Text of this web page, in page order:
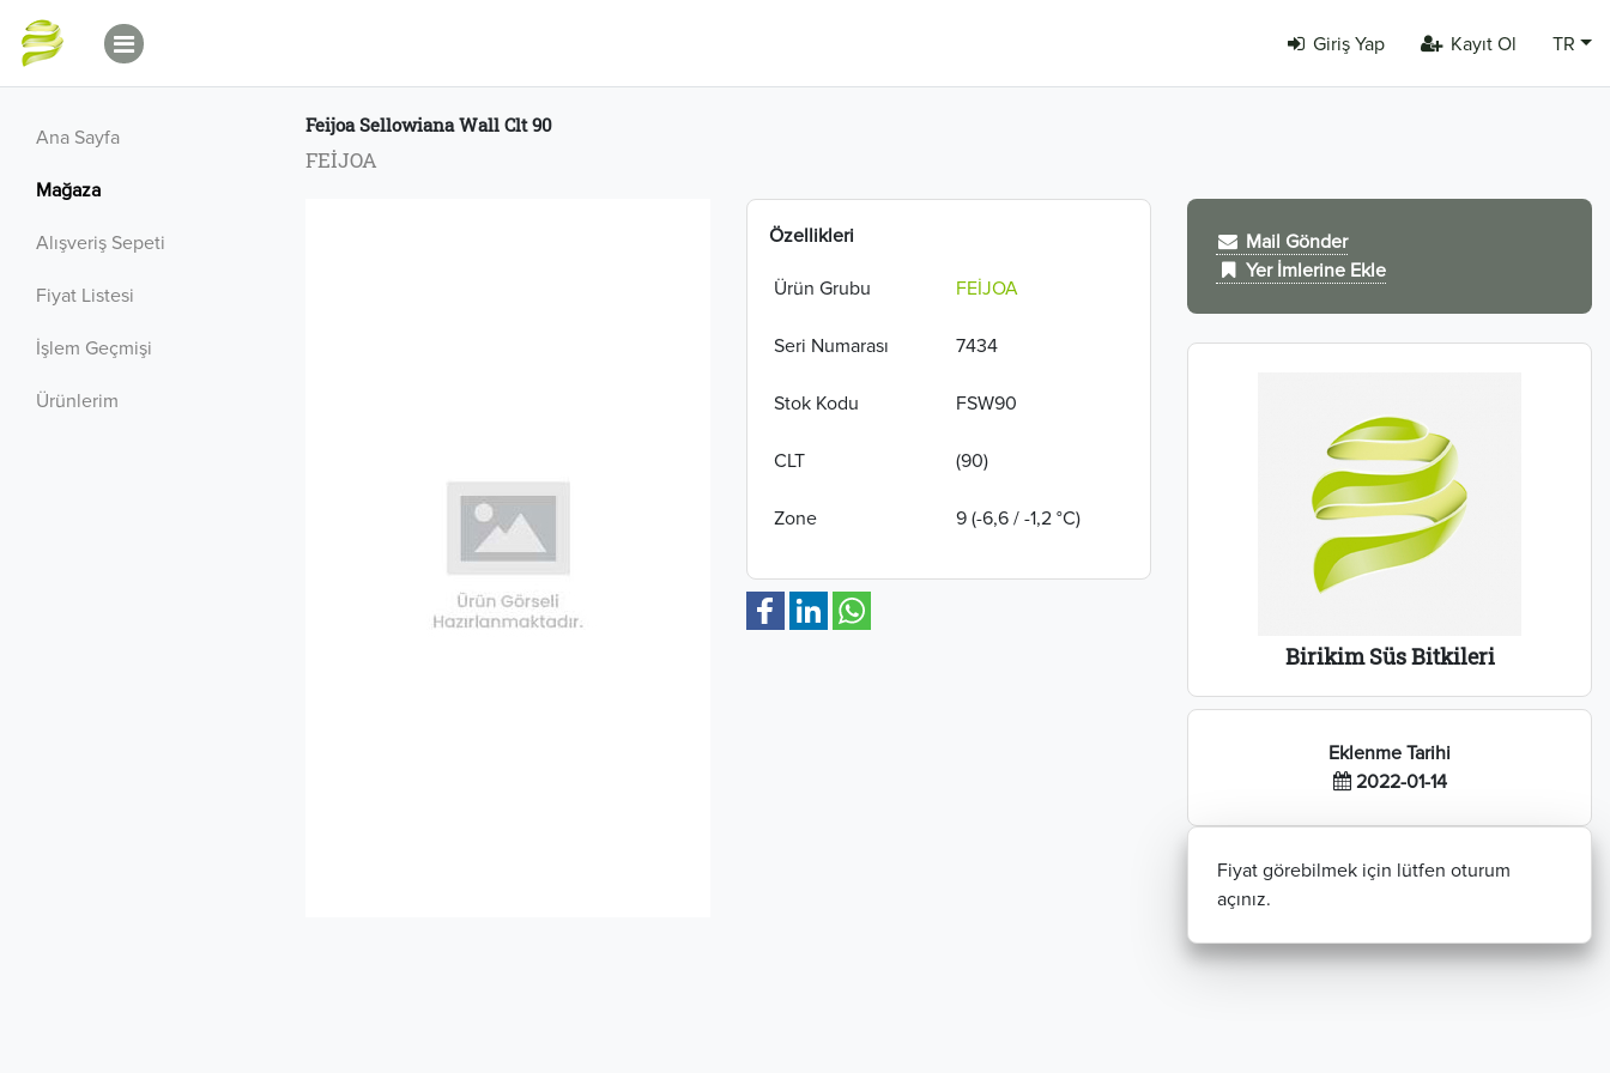
Ana Sayfa
Mağaza
Alışveriş Sepeti
Fiyat Listesi
İşlem Geçmişi
Ürünlerim
Giriş Yap Kayıt Ol TR
Feijoa Sellowiana Wall Clt 90
FEİJOA
Özellikleri
Ürün Grubu FEİJOA
Seri Numarası 7434
Stok Kodu FSW90
CLT (90)
Zone 9 (-6,6 / -1,2 °C)
Mail Gönder
Yer İmlerine Ekle
Birikim Süs Bitkileri
Eklenme Tarihi
2022-01-14
Fiyat görebilmek için lütfen oturum
açınız.